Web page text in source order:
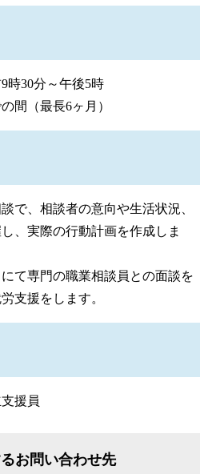
30分～午後5時
間（最長6ヶ月）
で、相談者の意向や生活状況、
、実際の行動計画を作成しま
て専門の職業相談員との面談を
支援をします。
援員
お問い合わせ先